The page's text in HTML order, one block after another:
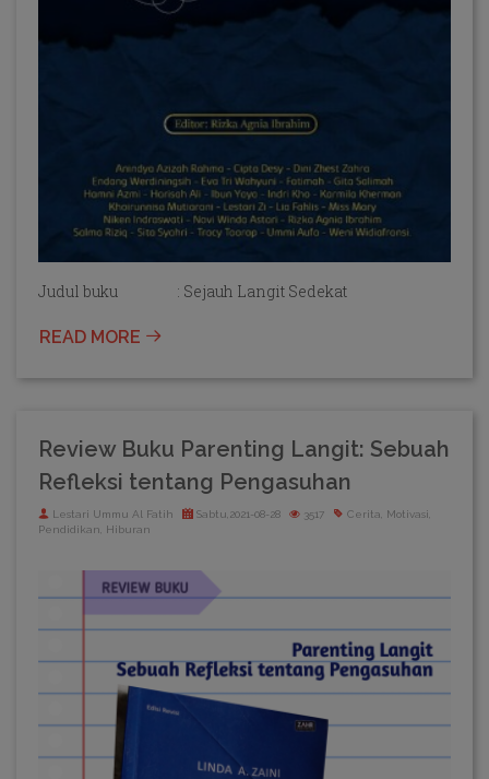
Judul buku : Sejauh Langit Sedekat
READ MORE
Review Buku Parenting Langit: Sebuah
Refleksi tentang Pengasuhan
Lestari Ummu Al Fatih Sabtu,2021-08-28 3517
Cerita, Motivasi,
Pendidikan, Hiburan